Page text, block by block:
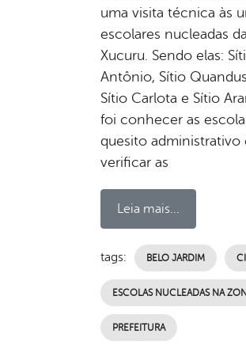
uma visita técnica às
escolares nucleadas
Xucuru. Sendo elas:
Antônio, Sítio
Sítio Carlota e Sítio
foi conhecer as
quesito administrativo
verificar as
Leia mais...
tags: BELO JARDIM
ESCOLAS NUCLEADAS NA
PREFEITURA